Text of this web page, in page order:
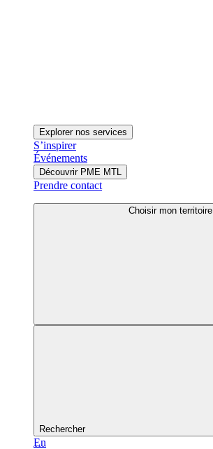
Explorer nos services
S’inspirer
Événements
Découvrir PME MTL
Prendre contact
Choisir mon territoire
Rechercher
En